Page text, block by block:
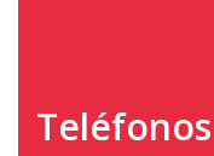
Teléfonos